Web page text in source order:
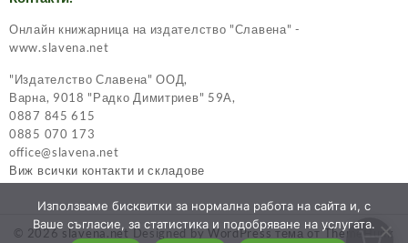
Онлайн книжарница на издателство "Славена" -
www.slavena.net
"Издателство Славена" ООД,
Варна, 9018 "Радко Димитриев" 59А,
0887 845 615
0885 070 173
office@slavena.net
Виж всички контакти и складове
© 2026slavena.net Designed by WordPress тема от ThemeHunk
Използваме бисквитки за нормална работа на сайта и, с
Ваше съгласие, за статистика и подобряване на услугата.